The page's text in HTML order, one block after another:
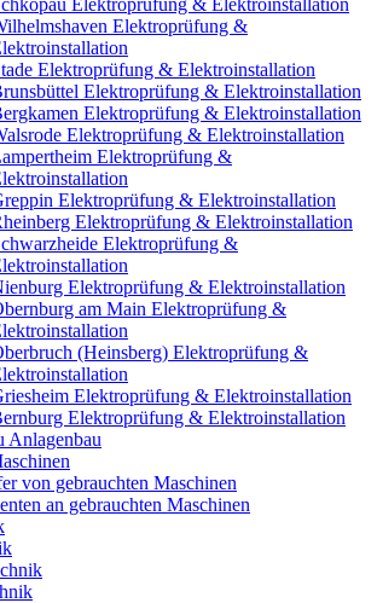
Elektroprüfung & Elektroinstallation
Elektroprüfung &
Elektroprüfung & Elektroinstallation
Elektroprüfung & Elektroinstallation
Elektroprüfung & Elektroinstallation
Elektroprüfung & Elektroinstallation
Elektroprüfung &
Elektroprüfung & Elektroinstallation
Elektroprüfung & Elektroinstallation
Elektroprüfung &
Elektroprüfung & Elektroinstallation
am Main Elektroprüfung &
(Heinsberg) Elektroprüfung &
Elektroprüfung & Elektroinstallation
Elektroprüfung & Elektroinstallation
Anlagenbau
von gebrauchten Maschinen
an gebrauchten Maschinen